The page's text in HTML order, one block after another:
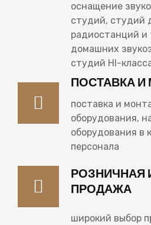
оснащение
студий, студий
радиостанций и
домашних
студий HI-
ПОСТАВКА
поставка и
оборудования,
оборудования в
персонала
РОЗНИЧНАЯ
ПРОДАЖА
широкий выбор